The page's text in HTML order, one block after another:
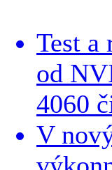
Test a
od
4060
V